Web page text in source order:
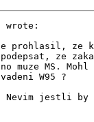
wrote:
prohlasil, ze
ze
muze MS.
W95 ?
Nevim jestli